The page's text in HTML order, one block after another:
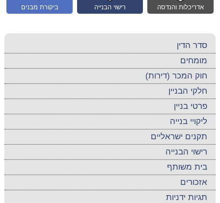
ביקורת מבנים רישוי הבנייה אדריכלות והנדסה
סדר הדין
מומחים
חוק המכר (דירות)
חלקי הבניין
פרטי בניין
ליקויי בנייה
תקנים ישראליים
רישוי הבנייה
בית משותף
אזכורים
תגיות ידניות